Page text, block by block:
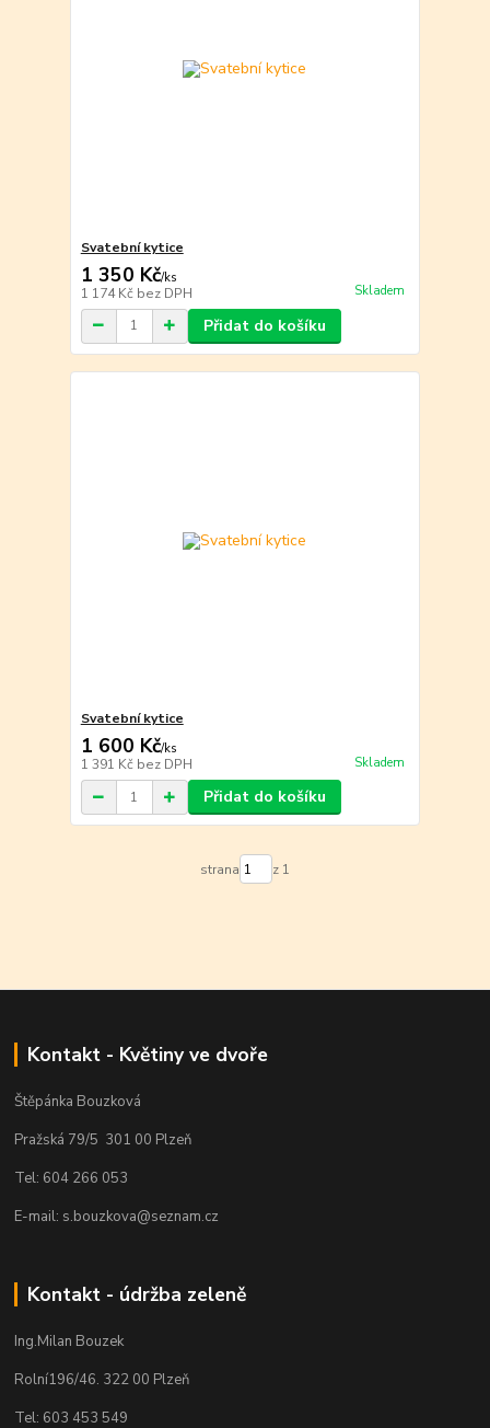
Svatební kytice
1 350 Kč/ks
1 174 Kč bez DPH Skladem
Přidat do košíku
Svatební kytice
1 600 Kč/ks
1 391 Kč bez DPH Skladem
Přidat do košíku
strana z 1
Kontakt - Květiny ve dvoře
Štěpánka Bouzková
Pražská 79/5 301 00 Plzeň
Tel: 604 266 053
E-mail: s.bouzkova@seznam.cz
Kontakt - údržba zeleně
Ing.Milan Bouzek
Rolní196/46. 322 00 Plzeň
Tel: 603 453 549